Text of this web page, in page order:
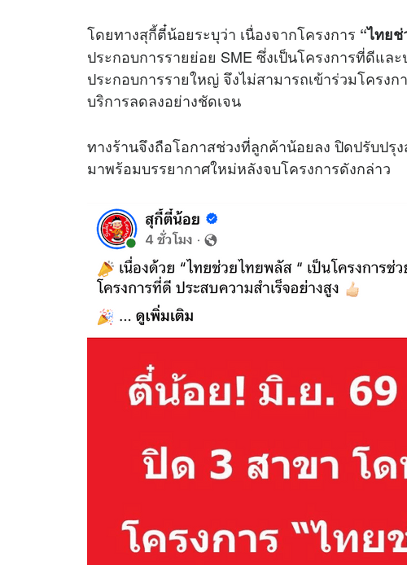
โดยทางสุกี้ตี๋น้อยระบุว่า เนื่องจากโครงการ “ไทย
ประกอบการรายย่อย SME ซึ่งเป็นโครงการที่ดีแ
ประกอบการรายใหญ่ จึงไม่สามารถเข้าร่วมโครง
บริการลดลงอย่างชัดเจน
ทางร้านจึงถือโอกาสช่วงที่ลูกค้าน้อยลง ปิดปรับปรุ
มาพร้อมบรรยากาศใหม่หลังจบโครงการดังกล่าว